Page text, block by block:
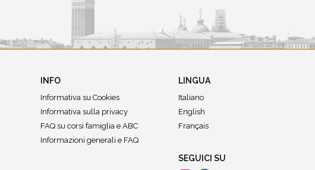
INFO
Informativa su Cookies
Informativa sulla privacy
FAQ su corsi famiglia e ABC
Informazioni generali e FAQ
LINGUA
Italiano
English
Français
SEGUICI SU